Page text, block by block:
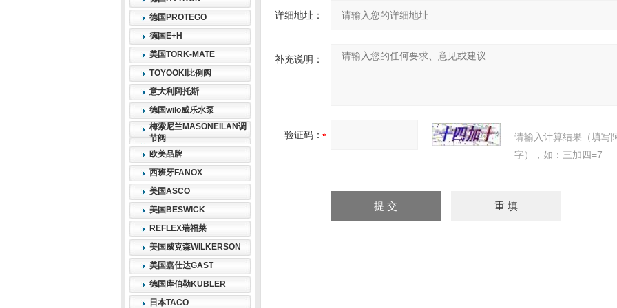
德国PROTEGO
德国E+H
美国TORK-MATE
TOYOOKI比例阀
意大利阿托斯
德国wilo威乐水泵
梅索尼兰MASONEILAN调
节阀
欧美品牌
西班牙FANOX
美国ASCO
美国BESWICK
REFLEX瑞福莱
美国威克森WILKERSON
美国嘉仕达GAST
德国库伯勒KUBLER
日本TACO
详细地址：
补充说明：
验证码：
请输入计算结果（填写
字），如：三加四=7